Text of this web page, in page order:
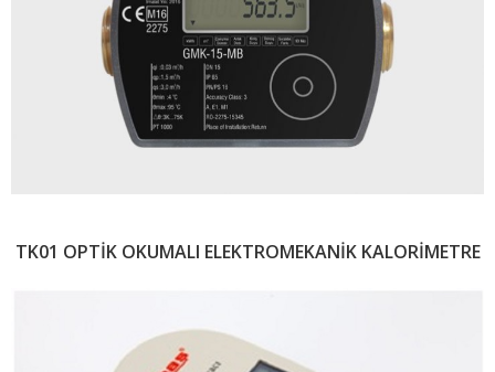
TK01 OPTİK OKUMALI ELEKTROMEKANİK KALORİMETRE